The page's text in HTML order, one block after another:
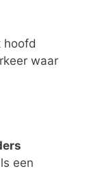
hoofd
waar
een